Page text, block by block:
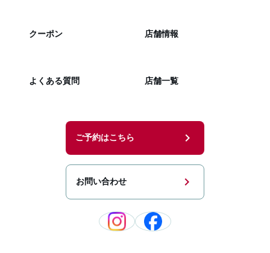
クーポン 店舗情報
よくある質問 店舗一覧
ご予約はこちら chevron_right
お問い合わせ chevron_right